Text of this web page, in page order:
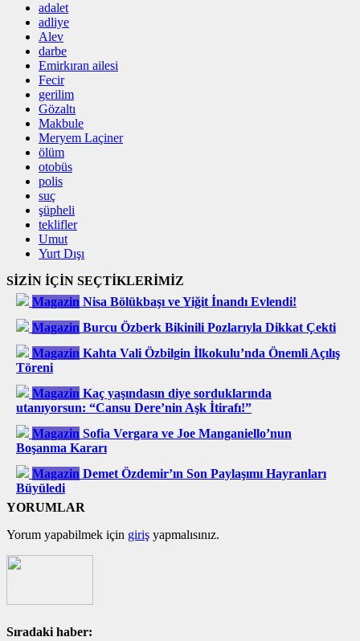
adalet
adliye
Alev
darbe
Emirkıran ailesi
Fecir
gerilim
Gözaltı
Makbule
Meryem Laçiner
ölüm
otobüs
polis
suç
şüpheli
teklifler
Umut
Yurt Dışı
SİZİN İÇİN SEÇTİKLERİMİZ
Magazin Nisa Bölükbaşı ve Yiğit İnandı Evlendi!
Magazin Burcu Özberk Bikinili Pozlarıyla Dikkat Çekti
Magazin Kahta Vali Özbilgin İlkokulu’nda Önemli Açılış
Töreni
Magazin Kaç yaşındasın diye sorduklarında
utanıyorsun: “Cansu Dere’nin Aşk İtirafı!”
Magazin Sofia Vergara ve Joe Manganiello’nun
Boşanma Kararı
Magazin Demet Özdemir’ın Son Paylaşımı Hayranları
Büyüledi
YORUMLAR
Yorum yapabilmek için giriş yapmalısınız.
Sıradaki haber: